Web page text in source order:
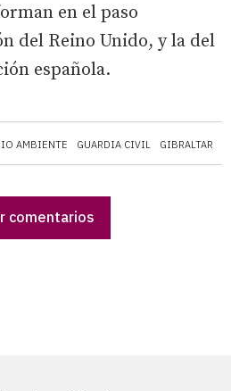
AMBIENTE GUARDIA CIVIL GIBRALTAR
en el paso
del Reino Unido, y la del
española.
comentarios